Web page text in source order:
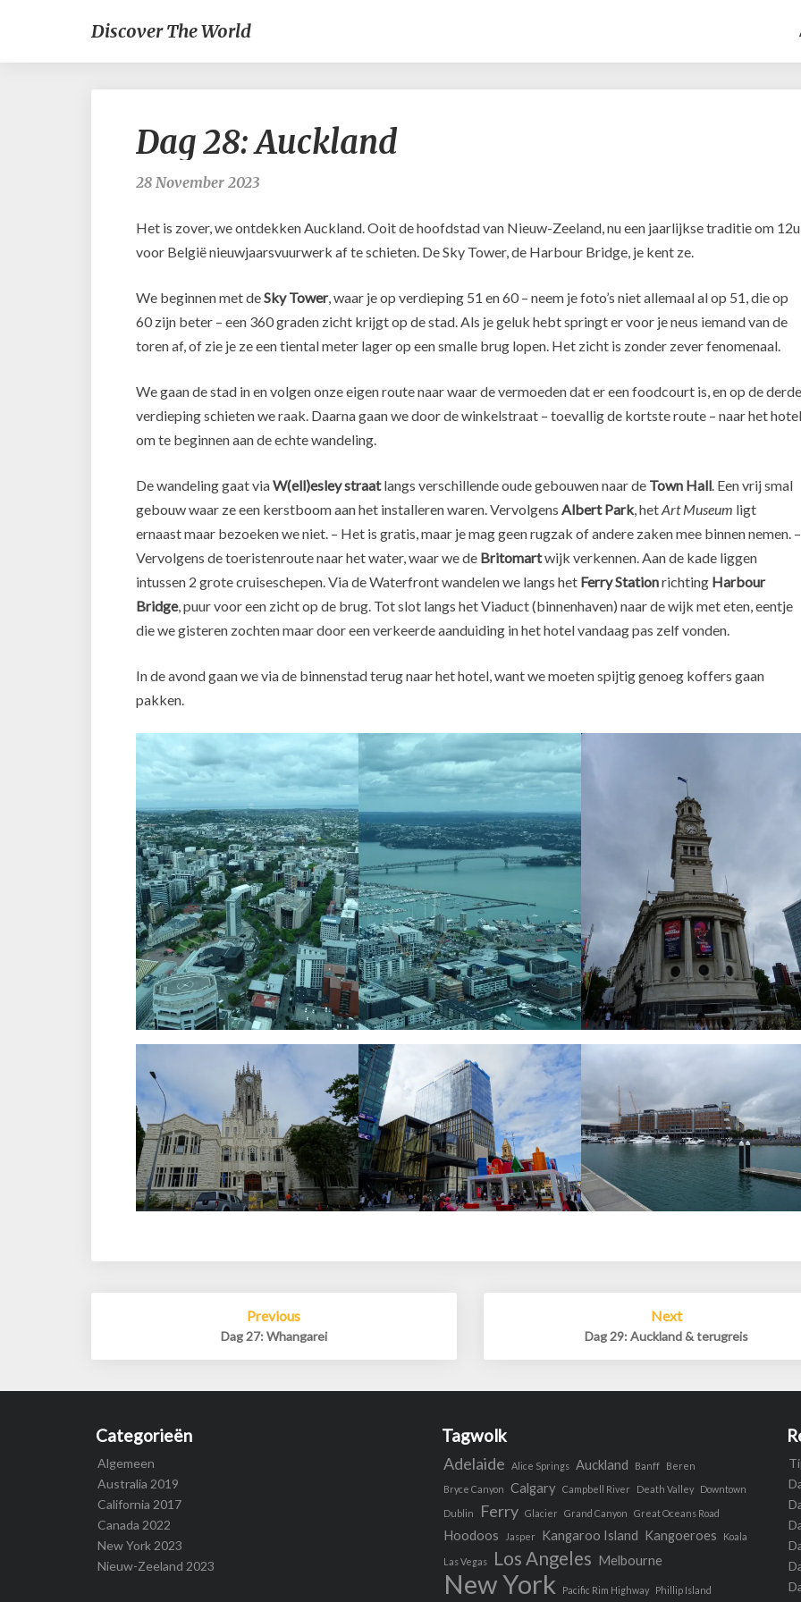
Discover The World
Dag 28: Auckland
28 November 2023
Het is zover, we ontdekken Auckland. Ooit de hoofdstad van Nieuw-Zeeland, nu een jaarlijkse traditie om 12u
voor België nieuwjaarsvuurwerk af te schieten. De Sky Tower, de Harbour Bridge, je kent ze.
We beginnen met deSky Tower, waar je op verdieping 51 en 60 – neem je foto’s niet allemaal al op 51, die op
60 zijn beter – een 360 graden zicht krijgt op de stad. Als je geluk hebt springt er voor je neus iemand van de
toren af, of zie je ze een tiental meter lager op een smalle brug lopen. Het zicht is zonder zever fenomenaal.
We gaan de stad in en volgen onze eigen route naar waar de vermoeden dat er een foodcourt is, en op de derde
verdieping schieten we raak. Daarna gaan we door de winkelstraat – toevallig de kortste route – naar het hotel
om te beginnen aan de echte wandeling.
De wandeling gaat viaW(ell)esley straatlangs verschillende oude gebouwen naar de Town Hall. Een vrij smal
gebouw waar ze een kerstboom aan het installeren waren. Vervolgens Albert Park, hetArt Museum ligt
ernaast maar bezoeken we niet. – Het is gratis, maar je mag geen rugzak of andere zaken mee binnen nemen. –
Vervolgens de toeristenroute naar het water, waar we de Britomartwijk verkennen. Aan de kade liggen
intussen 2 grote cruiseschepen. Via de Waterfront wandelen we langs het Ferry Stationrichting Harbour
Bridge, puur voor een zicht op de brug. Tot slot langs het Viaduct (binnenhaven) naar de wijk met eten, eentje
die we gisteren zochten maar door een verkeerde aanduiding in het hotel vandaag pas zelf vonden.
In de avond gaan we via de binnenstad terug naar het hotel, want we moeten spijtig genoeg koffers gaan
pakken.
navigation
Previous
Dag 27: Whangarei
Next
Dag 29: Auckland & terugreis
Categorieën
Algemeen
Australia 2019
California 2017
Canada 2022
New York 2023
Nieuw-Zeeland 2023
Tagwolk
Adelaide Alice Springs Auckland Banff
Beren
Bryce Canyon
Calgary Campbell River Death Valley Downtown
Dublin Ferry Glacier Grand Canyon Great Oceans Road
Hoodoos Jasper Kangaroo Island Kangoeroes Koala
Las Vegas Los Angeles Melbourne
New York Pacific Rim Highway Phillip Island